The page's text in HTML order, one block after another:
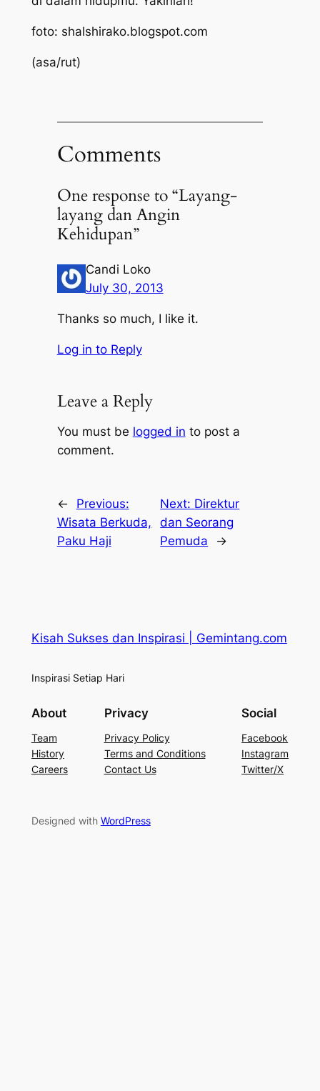
foto: shalshirako.blogspot.com
(asa/rut)
Comments
One response to “Layang-
layang dan Angin
Kehidupan”
Candi Loko
July 30, 2013
Thanks so much, I like it.
Log in to Reply
Leave a Reply
You must be logged in to post a
comment.
←
Previous:
Wisata Berkuda,
Paku Haji
Next: Direktur
dan Seorang
Pemuda
→
Kisah Sukses dan Inspirasi | Gemintang.com
Inspirasi Setiap Hari
About
Team
History
Careers
Privacy
Privacy Policy
Terms and Conditions
Contact Us
Social
Facebook
Instagram
Twitter/X
Designed with WordPress